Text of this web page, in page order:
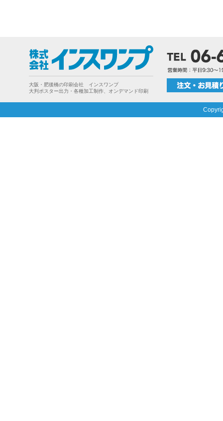
大阪・肥後橋の印刷会社 インスワンプ
大判ポスター出力・各種加工制作、オンデマンド印刷